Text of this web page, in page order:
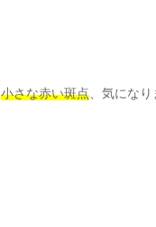
小さな赤い斑点 、気にな